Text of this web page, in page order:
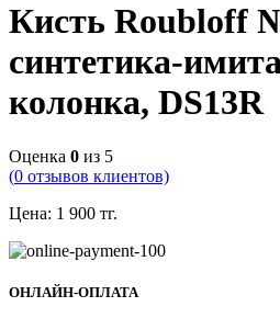
Кисть Roubloff
синтетика-
колонка, DS13R
Оценка 0 из 5
(0 отзывов клиентов)
Цена: 1 900 тг.
ОНЛАЙН-ОПЛАТА